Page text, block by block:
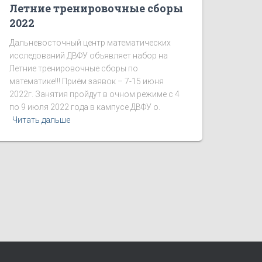
Летние тренировочные сборы
2022
Дальневосточный центр математических
исследований ДВФУ объявляет набор на
Летние тренировочные сборы по
математике!!! Приём заявок – 7-15 июня
2022г. Занятия пройдут в очном режиме с 4
по 9 июля 2022 года в кампусе ДВФУ о.
Читать дальше